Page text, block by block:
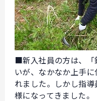
■新入社員の方は、「
いが、なかなか上手
れました。しかし指
様になってきました。